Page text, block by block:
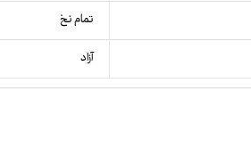
تمام نخ
آزاد